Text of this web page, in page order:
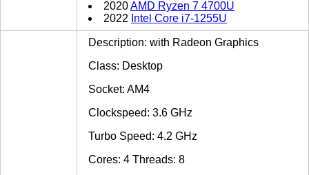
2020AMD Ryzen 7 4700U
2022 Intel Core i7-1255U
Description: with Radeon Graphics
Class: Desktop
Socket: AM4
Clockspeed: 3.6 GHz
Turbo Speed: 4.2 GHz
Cores: 4 Threads: 8